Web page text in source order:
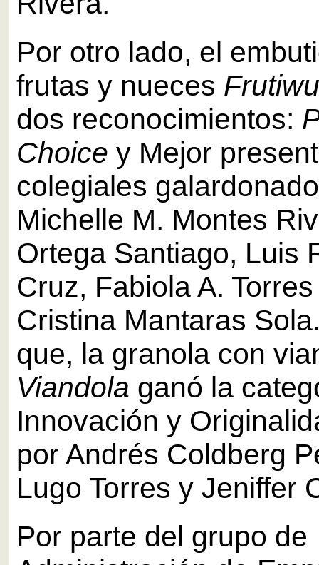
Por otro lado, el
frutas y nueces
dos reconocimientos:
Choice y Mejor
colegiales
Michelle M. Montes
Ortega Santiago, Luis
Cruz, Fabiola A.
Cristina Mantaras
que, la granola con
Viandola ganó la
Innovación y
por Andrés Coldberg
Lugo Torres y Jeniffer
Por parte del grupo de